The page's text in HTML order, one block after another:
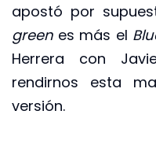
apostó por
green es más el
Herrera con
rendirnos esta
versión.